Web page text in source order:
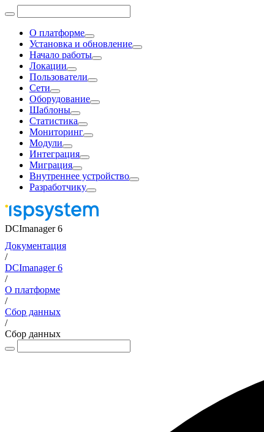
О платформе
Установка и обновление
Начало работы
Локации
Пользователи
Сети
Оборудование
Шаблоны
Статистика
Мониторинг
Модули
Интеграция
Миграция
Внутреннее устройство
Разработчику
DCImanager 6
Документация
/
DCImanager 6
/
О платформе
/
Сбор данных
/
Сбор данных